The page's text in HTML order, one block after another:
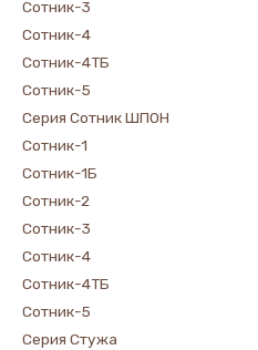
Сотник-3
Сотник-4
Сотник-4ТБ
Сотник-5
Серия Сотник ШПОН
Сотник-1
Сотник-1Б
Сотник-2
Сотник-3
Сотник-4
Сотник-4ТБ
Сотник-5
Серия Стужа